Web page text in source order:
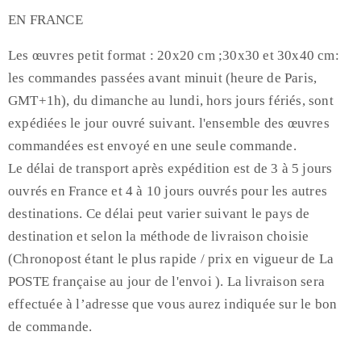
EN FRANCE
Les œuvres petit format : 20x20 cm ;30x30 et 30x40 cm:
les commandes passées avant minuit (heure de Paris,
GMT+1h), du dimanche au lundi, hors jours fériés, sont
expédiées le jour ouvré suivant. l'ensemble des œuvres
commandées est envoyé en une seule commande.
Le délai de transport après expédition est de 3 à 5 jours
ouvrés en France et 4 à 10 jours ouvrés pour les autres
destinations. Ce délai peut varier suivant le pays de
destination et selon la méthode de livraison choisie
(Chronopost étant le plus rapide / prix en vigueur de La
POSTE française au jour de l'envoi ). La livraison sera
effectuée à l’adresse que vous aurez indiquée sur le bon
de commande.